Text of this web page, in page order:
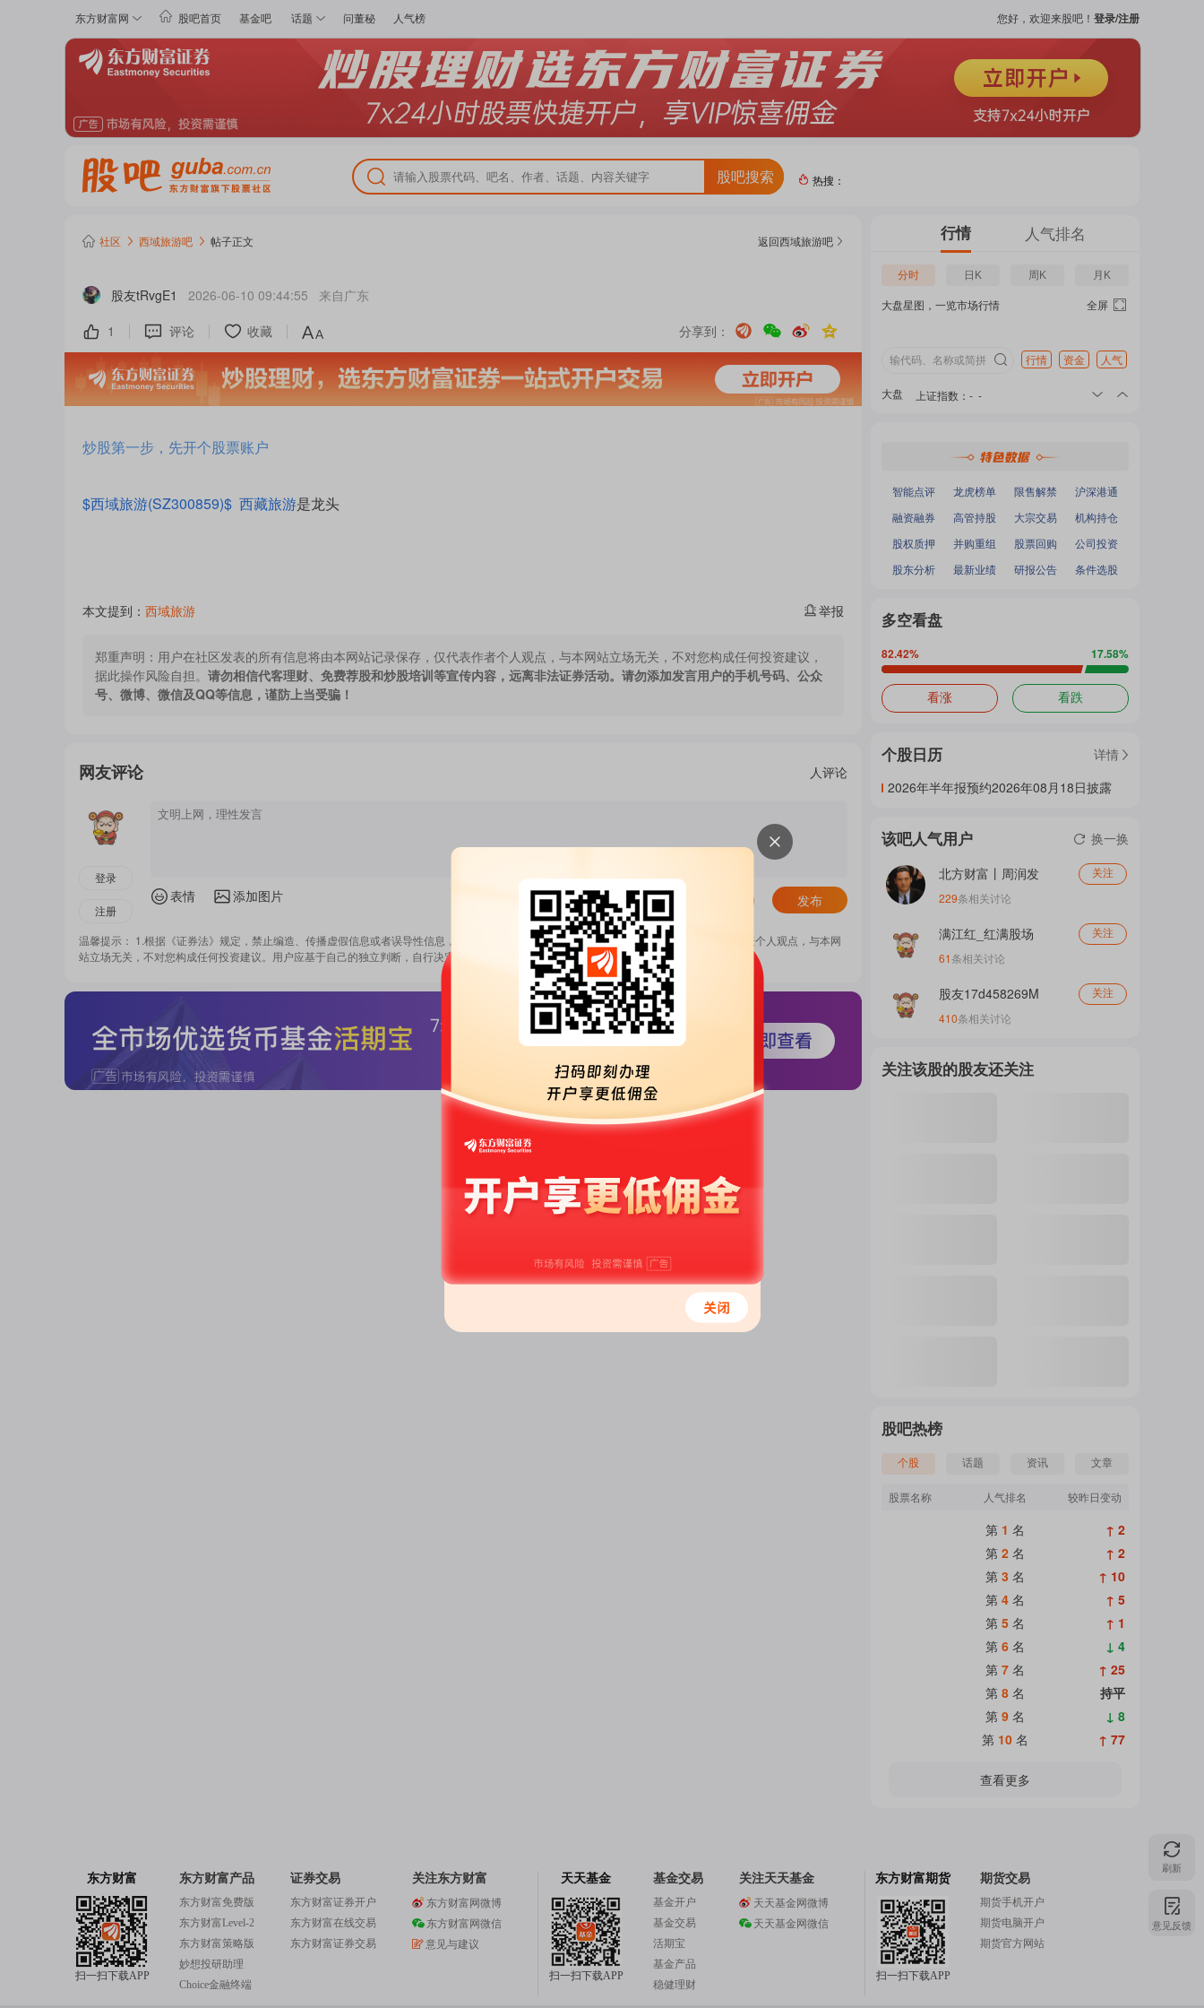
东方财富网 股吧首页 基金吧 话题 问董秘 人气榜 您好，欢迎来股吧！ 登录/注册
股吧搜索
热门
吧
热
题
热
概
热搜：
社区 西域旅游吧 帖子正文 返回西域旅游吧
股友tRvgE1 2026-06-10 09:44:55 来自广东
1
评论 收藏 分享到：
炒股第一步，先开个股票账户
$西域旅游(SZ300859)$ 西藏旅游是龙头
本文提到： 西域旅游 举报
郑重声明： 用户在社区发表的所有信息将由本网站记录保存，仅代表作者个人观点，与本网站立场无关，不对您构成任何投资建议，
据此操作风险自担。 请勿相信代客理财、免费荐股和炒股培训等宣传内容，远离非法证券活动。请勿添加发言用户的手机号码、公众
号、微博、微信及QQ等信息，谨防上当受骗！
网友评论 人评论
登录
注册
表情 添加图片 发布
温馨提示： 1.根据《证券法》规定，禁止编造、传播虚假信息或者误导性信息，扰乱证券市场；2.用户在本社区发表的所有资料、言论等仅代表个人观点，与本网
站立场无关，不对您构成任何投资建议。用户应基于自己的独立判断，自行决定证券投资并承担相应风险。 《东方财富社区管理规定》
行情 人气排名
分时 日K 周K 月K
大盘星图，一览市场行情 全屏
行情 资金 人气
大盘 上证指数 ： - -
：- -
智能点评 龙虎榜单 限售解禁
沪深港通
融资融券
高管持股 大宗交易
机构持仓
股权质押
并购重组 股票回购
公司投资
股东分析
最新业绩 研报公告 条件选股
多空看盘
82.42% 17.58%
看涨 看跌
个股日历
详情
2026年半年报预约2026年08月18日披露
该吧人气用户 换一换
北方财富丨周润发 关注
229条相关讨论
满江红_红满股场 关注
61条相关讨论
股友17d458269M 关注
410条相关讨论
关注该股的股友还关注
股吧热榜
个股 话题 资讯 文章
股票名称 人气排名 较昨日变动
第 1 名
↑ 2
第 2 名
↑ 2
第 3 名
↑ 10
第 4 名
↑ 5
第 5 名
↑ 1
第 6 名
↓ 4
第 7 名
↑ 25
第 8 名
持平
第 9 名
↓ 8
第 10 名 ↑ 77
查看更多
刷新
意见反馈
东方财富
扫一扫下载APP
东方财富产品
东方财富免费版
东方财富Level-2
东方财富策略版
妙想投研助理
Choice金融终端
证券交易
东方财富证券开户
东方财富在线交易
东方财富证券交易
关注东方财富
东方财富网微博
东方财富网微信
意见与建议
天天基金
扫一扫下载APP
基金交易
基金开户
基金交易
活期宝
基金产品
稳健理财
关注天天基金
天天基金网微博
天天基金网微信
东方财富期货
扫一扫下载APP
期货交易
期货手机开户
期货电脑开户
期货官方网站